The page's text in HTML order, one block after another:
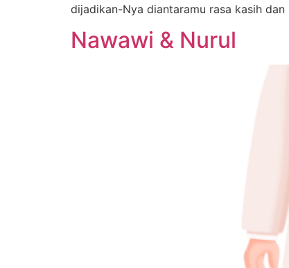
dijadikan-Nya diantaramu rasa kasih
Nawawi & Nurul